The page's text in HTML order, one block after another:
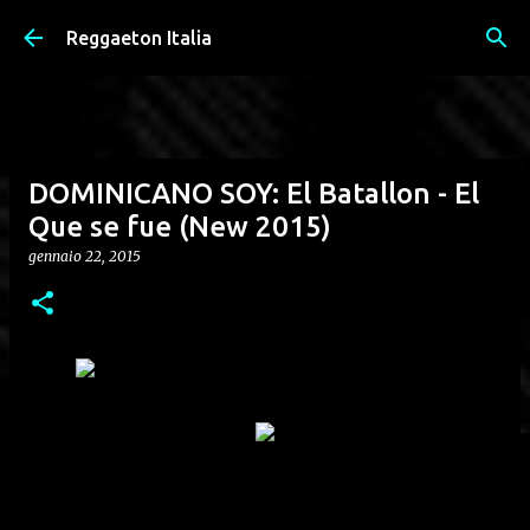
Passa ai contenuti principali
Reggaeton Italia
DOMINICANO SOY: El Batallon - El
Que se fue (New 2015)
gennaio 22, 2015